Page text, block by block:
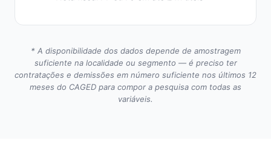
* A disponibilidade dos dados depende de amostragem
suficiente na localidade ou segmento — é preciso ter
contratações e demissões em número suficiente nos últimos 12
meses do CAGED para compor a pesquisa com todas as
variáveis.